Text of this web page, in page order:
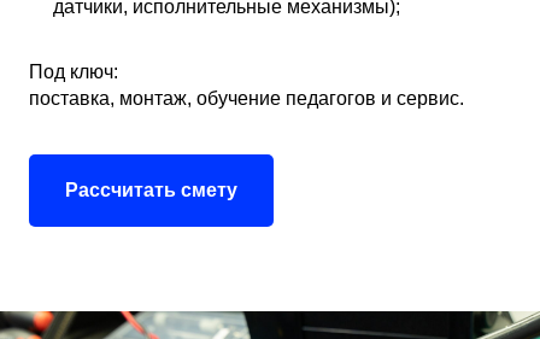
датчики, исполнительные механизмы);
Под ключ:
поставка, монтаж, обучение педагогов и сервис.
Рассчитать смету